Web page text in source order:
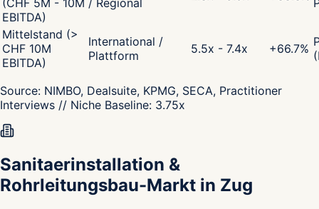
EBITDA)
Mittelstand (>
CHF 10M
EBITDA)
International /
Plattform
5.5x - 7.4x +66.7%
Source: NIMBO, Dealsuite, KPMG, SECA, Practitioner
Interviews // Niche Baseline: 3.75x
Sanitaerinstallation &
Rohrleitungsbau-Markt in Zug